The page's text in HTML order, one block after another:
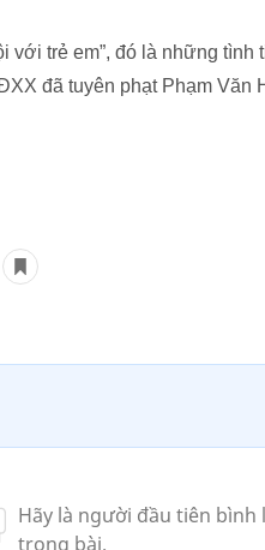
với trẻ em”, đó là những
đã tuyên phạt Phạm Văn